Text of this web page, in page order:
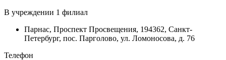
В учреждении 1 филиал
Парнас, Проспект Просвещения, 194362, Санкт-
Петербург, пос. Парголово, ул. Ломоносова, д. 76
Телефон